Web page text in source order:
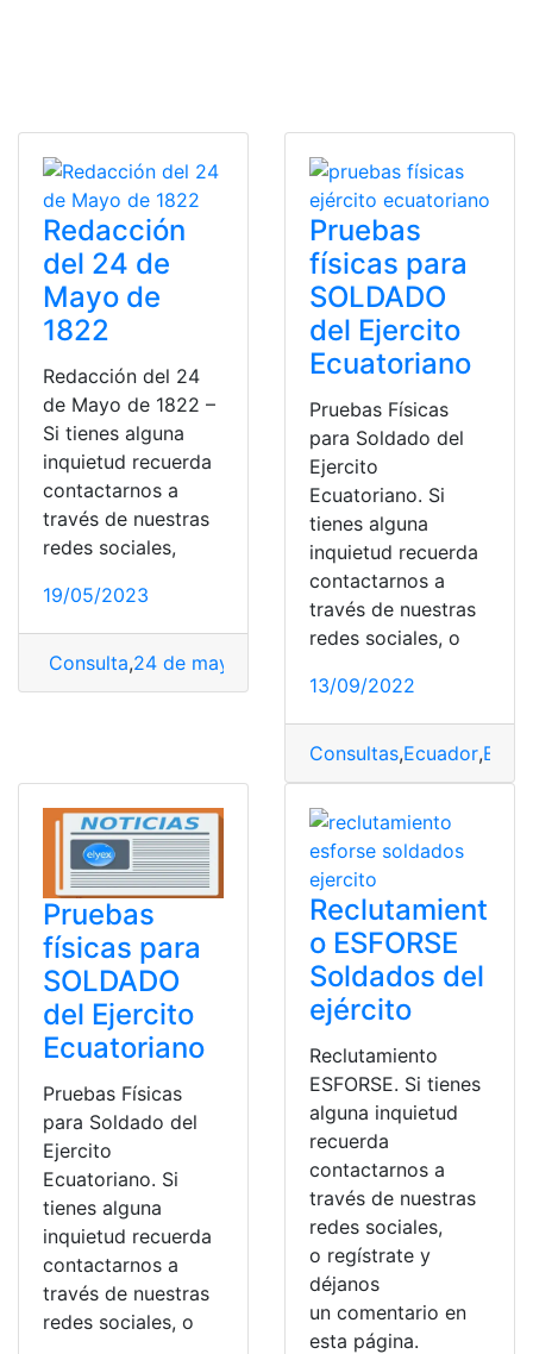
Redacción
del 24 de
Mayo de
1822
Redacción del 24
de Mayo de 1822 –
Si tienes alguna
inquietud recuerda
contactarnos a
través de nuestras
redes sociales,
19/05/2023
Consulta,24 de mayo
Pruebas
físicas para
SOLDADO
del Ejercito
Ecuatoriano
Pruebas Físicas
para Soldado del
Ejercito
Ecuatoriano. Si
tienes alguna
inquietud recuerda
contactarnos a
través de nuestras
redes sociales, o
13/09/2022
Consultas,Ecuador,
Pruebas
físicas para
SOLDADO
del Ejercito
Ecuatoriano
Pruebas Físicas
para Soldado del
Ejercito
Ecuatoriano. Si
tienes alguna
inquietud recuerda
contactarnos a
través de nuestras
redes sociales, o
Reclutamient
o ESFORSE
Soldados del
ejército
Reclutamiento
ESFORSE. Si tienes
alguna inquietud
recuerda
contactarnos a
través de nuestras
redes sociales,
o regístrate y
déjanos
un comentario en
esta página.